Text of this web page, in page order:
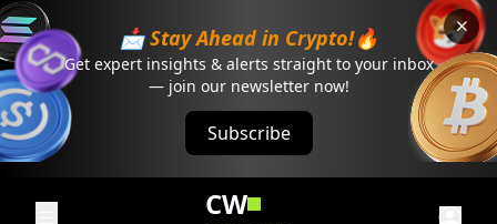
📩 Stay Ahead in Crypto!🔥
Get expert insights & alerts straight to your inbox
— join our newsletter now!
Subscribe
CW